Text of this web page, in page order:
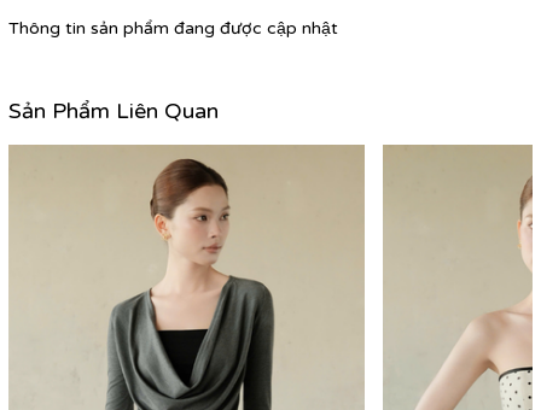
Thông tin sản phẩm đang được cập nhật
Sản Phẩm Liên Quan